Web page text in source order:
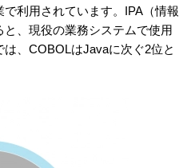
利用されています。IPA（情報
、現役の業務システムで使用
、COBOLはJavaに次ぐ2位と